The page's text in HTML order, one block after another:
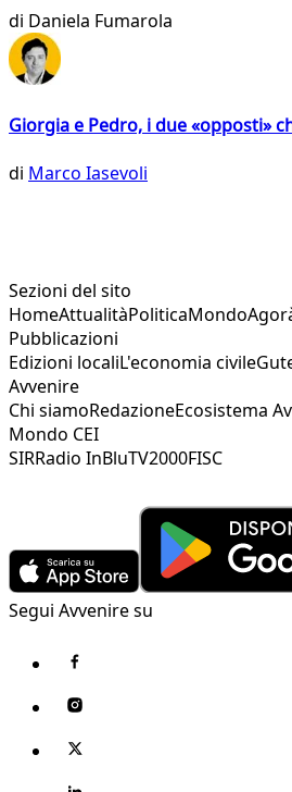
di Daniela Fumarola
Giorgia e Pedro, i due «opposti»
di Marco Iasevoli
Sezioni del sito
HomeAttualitàPoliticaMondo
Pubblicazioni
Edizioni localiL'economia civile
Avvenire
Chi siamoRedazioneEcosistema
Mondo CEI
SIRRadio InBluTV2000FISC
Segui Avvenire su